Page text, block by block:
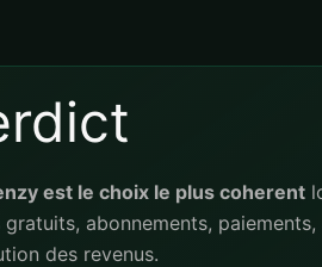
est le choix le plus coherent
gratuits, abonnements,
des revenus.